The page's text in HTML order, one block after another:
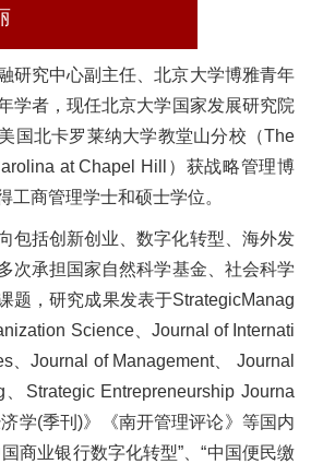
研究中心副主任、北京大学博雅青年
学者，现任北京大学国家发展研究院
国北卡罗莱纳大学教堂山分校（The
at Chapel Hill）获战略管理博
工商管理学士和硕士学位。
包括创新创业、数字化转型、海外发
次承担国家自然科学基金、社会科学
题，研究成果发表于StrategicManag
Science、Journal of Internati
、Journal of Management、 Journal
Strategic Entrepreneurship Journa
学(季刊)》《南开管理评论》等国内
商业银行数字化转型”、“中国便民缴